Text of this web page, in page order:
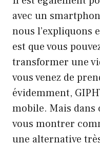
avec un
nous l’expliquons
est que vous
transformer une
vous venez de
évidemment,
mobile. Mais
vous montrer
une alternative